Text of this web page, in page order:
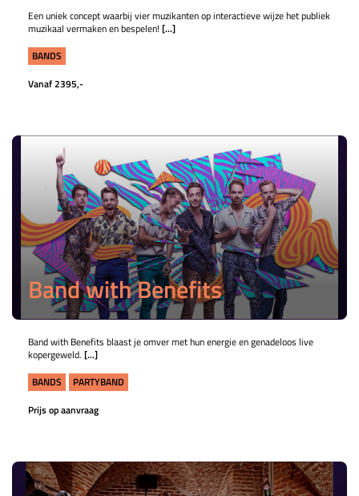
Een uniek concept waarbij vier muzikanten op interactieve wijze het publiek
muzikaal vermaken en bespelen! [...]
BANDS
Vanaf 2395,-
Band with Benefits
Band with Benefits blaast je omver met hun energie en genadeloos live
kopergeweld. [...]
BANDS
PARTYBAND
Prijs op aanvraag